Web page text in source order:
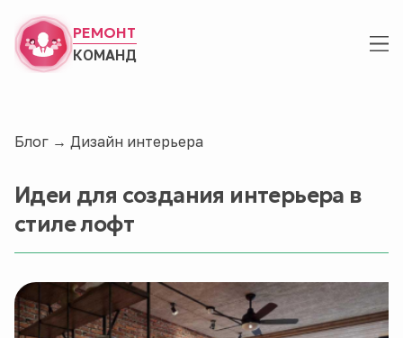
РЕМОНТ
КОМАНД
Блог → Дизайн интерьера
Идеи для создания интерьера в
стиле лофт